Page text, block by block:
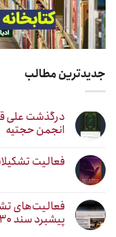
جدیدترین مطالب
درگذشت علی
انجمن حجتیه
فعالیت
فعالیت‌های
پیشبرد سند ۲۰۳۰